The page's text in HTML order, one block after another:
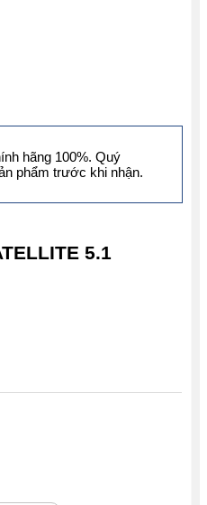
5.1
hãng 100%. Quý
phẩm trước khi nhận.